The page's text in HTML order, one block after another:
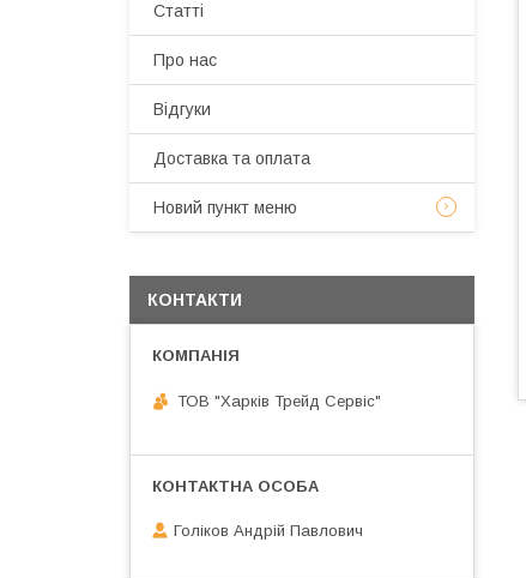
Статті
Про нас
Відгуки
Доставка та оплата
Новий пункт меню
КОНТАКТИ
ТОВ "Харків Трейд Сервіс"
Голіков Андрій Павлович